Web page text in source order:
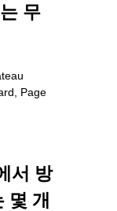
무
Page
서 방
몇 개